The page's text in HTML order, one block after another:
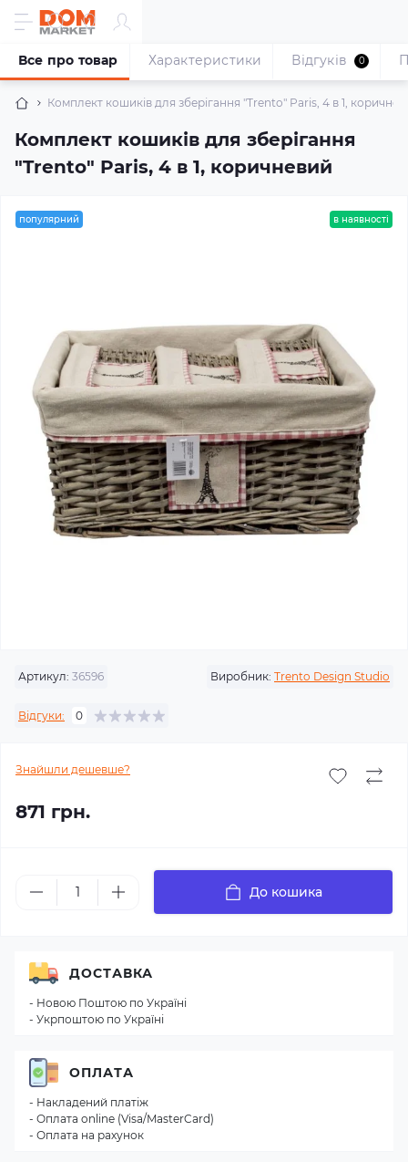
Комплект кошиків для зберігання "Trento" Paris, 4 в 1,
Комплект кошиків для зберігання
"Trento" Paris, 4 в 1, коричневий
Все про товар Характеристики Відгуків 0
популярний в наявності
Артикул: 36596 Виробник: Trento Design Studio
Відгуки: 0
Знайшли дешевше?
871 грн.
До кошика
ДОСТАВКА
- Новою Поштою по Україні
- Укрпоштою по Україні
ОПЛАТА
- Накладений платіж
- Оплата online (Visa/MasterCard)
- Оплата на рахунок